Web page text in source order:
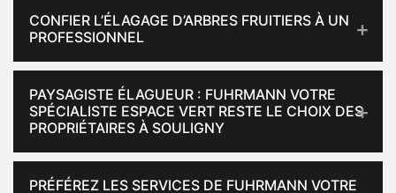
CONFIER L’ÉLAGAGE D’ARBRES FRUITIERS À UN
PROFESSIONNEL
PAYSAGISTE ÉLAGUEUR : FUHRMANN VOTRE
SPÉCIALISTE ESPACE VERT RESTE LE CHOIX DES
PROPRIÉTAIRES À SOULIGNY
PRÉFÉREZ LES SERVICES DE FUHRMANN VOTRE